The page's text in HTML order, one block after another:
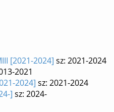
[2021-2024] sz: 2021-2024
2021
2024] sz: 2021-2024
] sz: 2024-